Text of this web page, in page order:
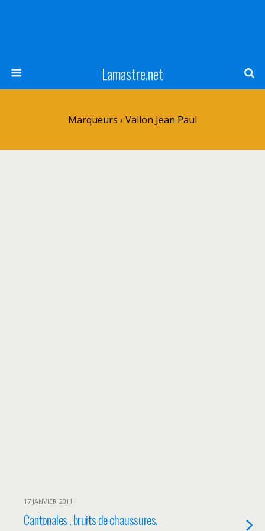
Lamastre.net
Marqueurs › Vallon Jean Paul
17 JANVIER 2011
Cantonales , bruits de chaussures.